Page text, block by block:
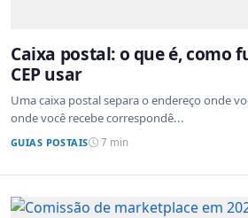
Caixa postal: o que é, como
CEP usar
Uma caixa postal separa o endereço onde
onde você recebe correspondê...
GUIAS POSTAIS 7 min